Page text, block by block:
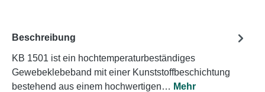
Beschreibung
KB 1501 ist ein hochtemperaturbeständiges
Gewebeklebeband mit einer Kunststoffbeschichtung
bestehend aus einem hochwertigen… Mehr